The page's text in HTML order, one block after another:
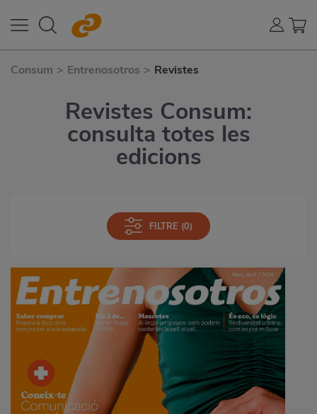
Consum > Entrenosotros > Revistes
Revistes Consum:
consulta totes les
edicions
FILTRE (0)